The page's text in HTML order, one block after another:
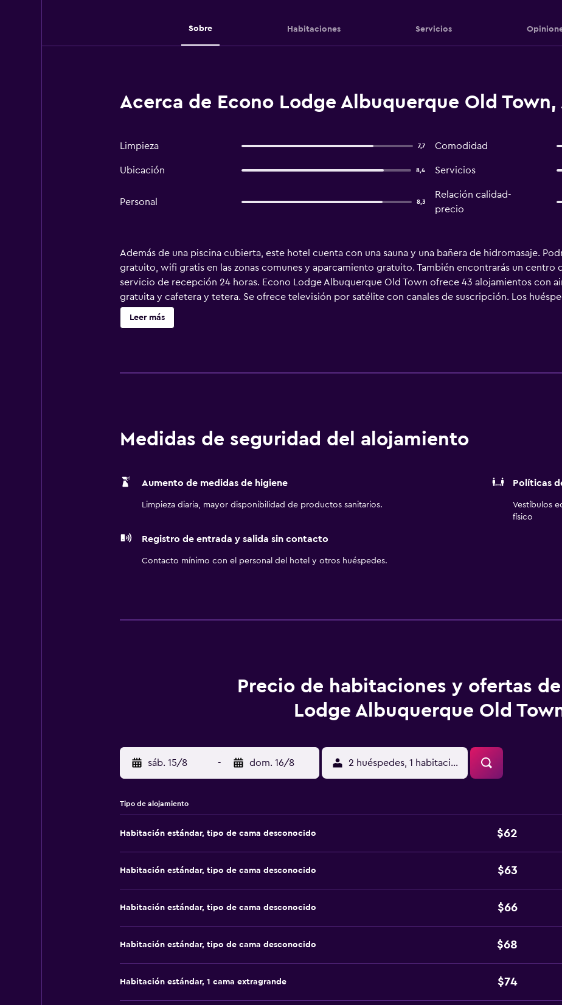
Sobre Habitaciones Servicios
Acerca de Econo Lodge Albuquerque Old
Limpieza 7,7 Comodidad
Ubicación 8,4 Servicios
Personal 8,3
Relación calidad-
precio
Además de una piscina cubierta, este hotel cuenta con una sauna y una bañera de hidromasaje.
gratuito, wifi gratis en las zonas comunes y aparcamiento gratuito. También encontrarás un centro
servicio de recepción 24 horas. Econo Lodge Albuquerque Old Town ofrece 43 alojamientos con
gratuita y cafetera y tetera. Se ofrece televisión por satélite con canales de suscripción. Los
servicios disponibles en las habitaciones: frigorífico y microondas. Los baños están equipados con
de hidromasaje y secador de pelo. Este hotel en Albuquerque ofrece acceso a Internet wifi gratis.
Leer más
Medidas de seguridad del alojamiento
Aumento de medidas de higiene
Limpieza diaria, mayor disponibilidad de productos sanitarios.
Políticas
Vestíbulos
físico
Registro de entrada y salida sin contacto
Contacto mínimo con el personal del hotel y otros huéspedes.
Precio de habitaciones y ofertas
Lodge Albuquerque Old
sáb. 15/8 - dom. 16/8 2 huéspedes, 1 habitación
Tipo de alojamiento
Habitación estándar, tipo de cama desconocido $62
Habitación estándar, tipo de cama desconocido $63
Habitación estándar, tipo de cama desconocido $66
Habitación estándar, tipo de cama desconocido $68
Habitación estándar, 1 cama extragrande $74